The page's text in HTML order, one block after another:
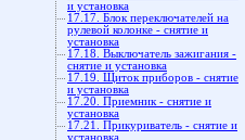
и установка
17.17. Блок переключателей на
рулевой колонке - снятие и
установка
17.18. Выключатель зажигания -
снятие и установка
17.19. Щиток приборов - снятие
и установка
17.20. Приемник - снятие и
установка
17.21. Прикуриватель - снятие и
установка